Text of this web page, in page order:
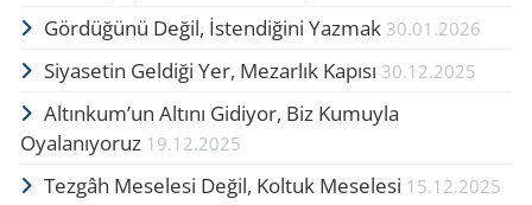
Gör­dü­ğü­nü Değil, İsten­di­ği­ni Yaz­mak 30.01.2026
Siyasetin Geldiği Yer, Mezarlık Kapısı 30.12.2025
Altınkum’un Altını Gidiyor, Biz Kumuyla
Oyalanıyoruz 19.12.2025
Tezgâh Meselesi Değil, Koltuk Meselesi 15.12.2025